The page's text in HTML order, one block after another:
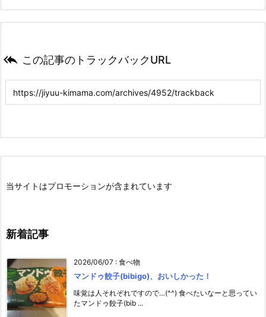
 この記事のトラックバックURL
当サイトはプロモーションが含まれています
新着記事
2026/06/07 : 食べ物
マンドゥ餃子(bibigo)、おいしかった！
味覚は人それぞれですので…(^^) 食べたいなーと思ってい
たマンドゥ餃子(bib ...